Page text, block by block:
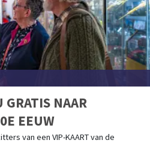
NAAR
EEUW
van een VIP-KAART van de